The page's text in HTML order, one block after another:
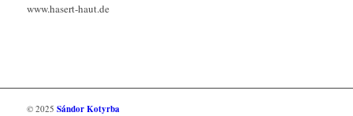
www.hasert-haut.de
© 2025 Sándor Kotyrba